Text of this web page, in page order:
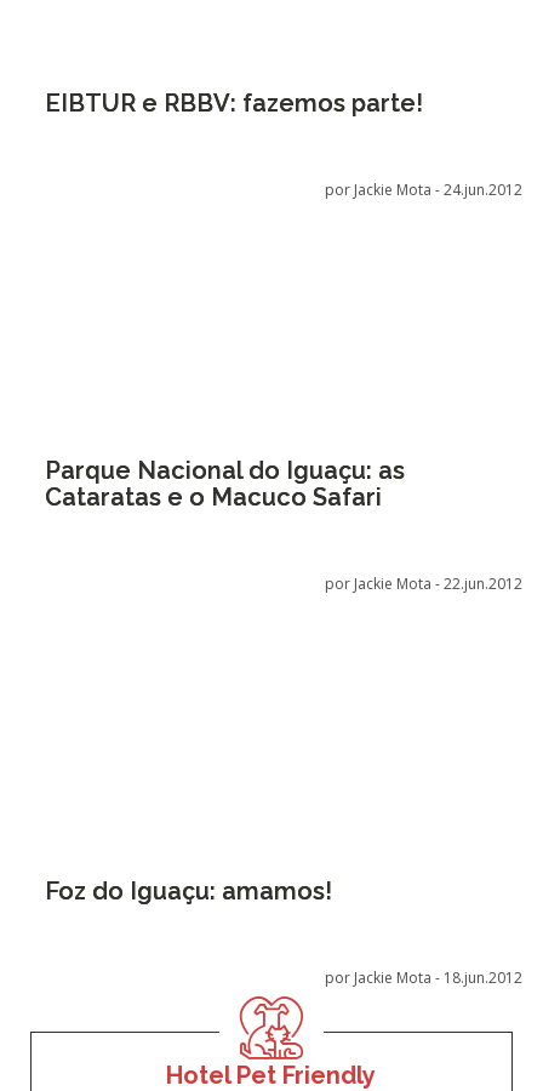
EIBTUR e RBBV: fazemos parte!
por Jackie Mota -24.jun.2012
Parque Nacional do Iguaçu: as
Cataratas e o Macuco Safari
por Jackie Mota -22.jun.2012
Foz do Iguaçu: amamos!
por Jackie Mota - 18.jun.2012
Hotel Pet Friendly